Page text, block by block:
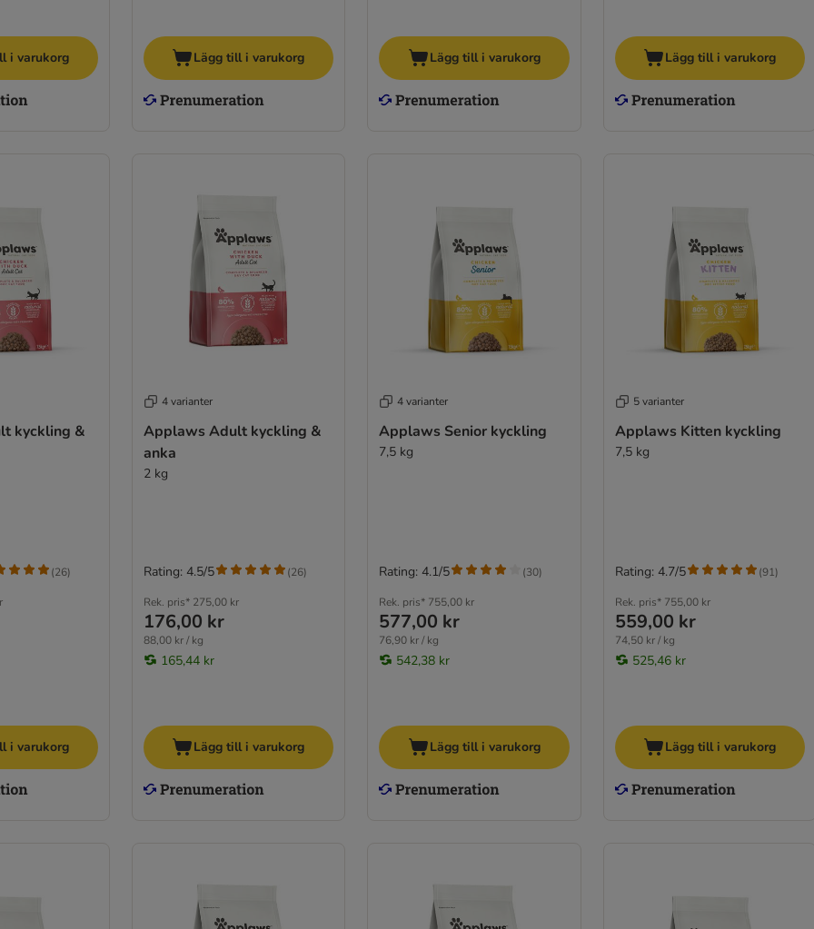
i varukorg Lägg till i varukorg Lägg till i varukorg Lägg till i varukorg
kyckling &
(26)
i varukorg
4 varianter
Applaws Adult kyckling &
anka
2 kg
Rek. pris* 275,00 kr
176,00 kr
88,00 kr / kg
165,44 kr
Rating: 4.5/5 (26)
Lägg till i varukorg
4 varianter
Applaws Senior kyckling
7,5 kg
Rek. pris* 755,00 kr
577,00 kr
76,90 kr / kg
542,38 kr
Rating: 4.1/5 (30)
Lägg till i varukorg
5 varianter
Applaws Kitten kyckling
7,5 kg
Rek. pris* 755,00 kr
559,00 kr
74,50 kr / kg
525,46 kr
Rating: 4.7/5 (91)
Lägg till i varukorg